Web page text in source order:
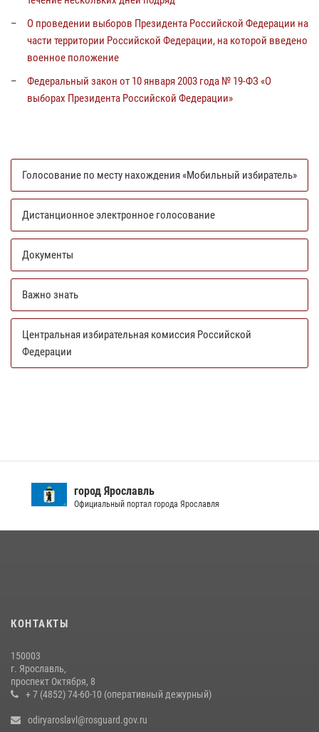
О проведении выборов Президента Российской Федерации на
части территории Российской Федерации, на которой введено
военное положение
Федеральный закон от 10 января 2003 года № 19-ФЗ «О
выборах Президента Российской Федерации»
Голосование по месту нахождения «Мобильный избиратель»
Дистанционное электронное голосование
Документы
Важно знать
Центральная избирательная комиссия Российской
Федерации
город Ярославль
Официальный портал города Ярославля
КОНТАКТЫ
150003
г. Ярославль,
проспект Октября, 8
+ 7 (4852) 74-60-10 (оперативный дежурный)
odiryaroslavl@rosguard.gov.ru